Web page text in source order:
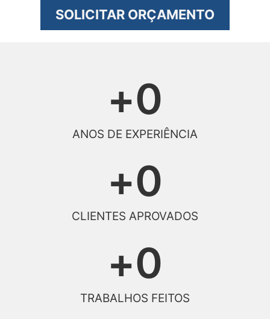
SOLICITAR ORÇAMENTO
ANOS DE EXPERIÊNCIA
+0
CLIENTES APROVADOS
+0
TRABALHOS FEITOS
+0